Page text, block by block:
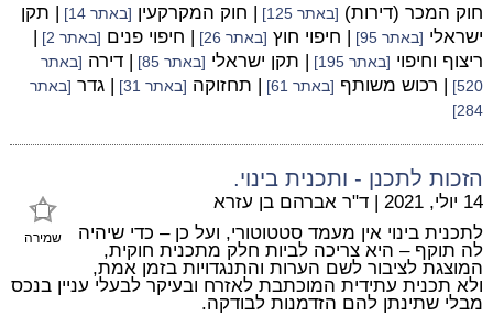
חוק המכר (דירות) [באתר 125] | חוק המקרקעין [באתר 14]
| תקן
ישראלי [באתר 95] | חיפוי חוץ [באתר 26] | חיפוי פנים [באתר 2]
|
ריצוף וחיפוי [באתר 195] | תקן ישראלי [באתר 85] | דירה [באתר
520]
| רכוש משותף [באתר 61] | תחזוקה [באתר 31] | גדר [באתר
284]
הזכות לתכנן - ותכנית בינוי.
שמירה
14 יולי, 2021 | ד"ר אברהם בן עזרא
לתכנית בינוי אין מעמד סטטוטורי, ועל כן – כדי שיהיה
לה תוקף – היא צריכה לביות חלק מתכנית חוקית,
המוצגת לציבור לשם הערות והתנגדויות בזמן אמת,
ולא תכנית עתידית המוכתבת לאזרח ובעיקר לבעלי עניין בנכס
מבלי שתינתן להם הזדמנות לבודקה.